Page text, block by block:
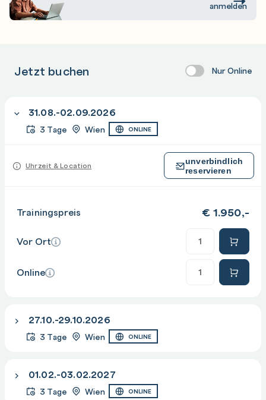
anmelden
Jetzt buchen Nur Online
31.08.-02.09.2026
3 Tage Wien ONLINE
Uhrzeit & Location
unverbindlich
reservieren
Trainingspreis € 1.950,-
Vor Ort
Online
27.10.-29.10.2026
3 Tage Wien ONLINE
01.02.-03.02.2027
3 Tage Wien ONLINE